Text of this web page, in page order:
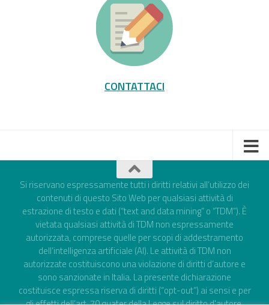
CONTATTACI
Si riservano espressamente tutti i diritti relativi all’utilizzo dei
contenuti di questo Sito Web per qualsiasi attività di
estrazione di testo e dati (“text and data mining” o “TDM”). È
vietata qualsiasi attività di TDM non espressamente
autorizzata, comprese quelle per scopi di addestramento
dell’intelligenza artificiale (AI). Le attività di TDM non
autorizzate costituiscono una violazione di diritti d’autore e
sono sanzionate in Italia. La presente dichiarazione
costituisce espressa riserva di diritti (“opt-out”) ai sensi e per